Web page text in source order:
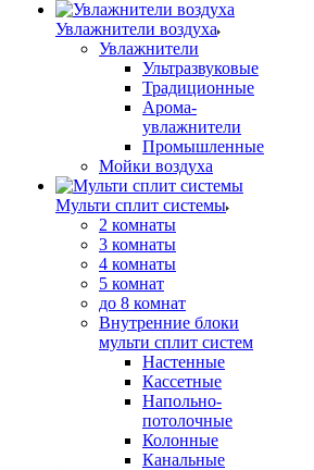
Увлажнители воздуха
Увлажнители
Ультразвуковые
Традиционные
Арома-
увлажнители
Промышленные
Мойки воздуха
Мульти сплит системы
2 комнаты
3 комнаты
4 комнаты
5 комнат
до 8 комнат
Внутренние блоки
мульти сплит систем
Настенные
Кассетные
Напольно-
потолочные
Колонные
Канальные